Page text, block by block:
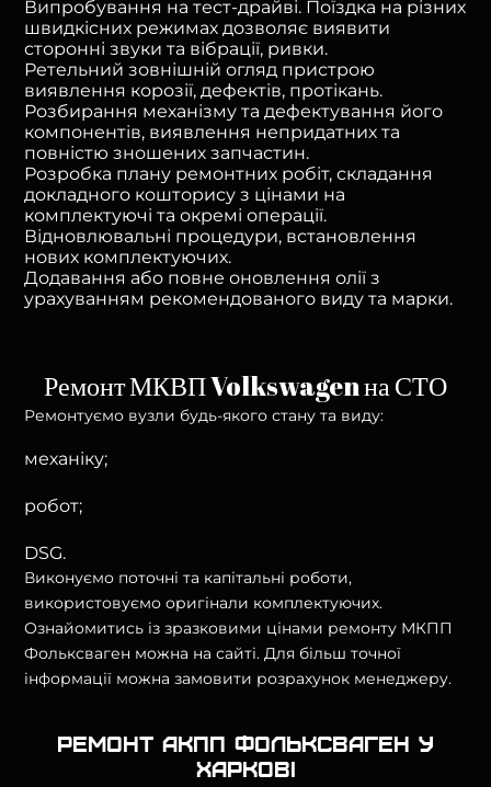
Випробування на тест-драйві. Поїздка на різних
швидкісних режимах дозволяє виявити
сторонні звуки та вібрації, ривки.
Ретельний зовнішній огляд пристрою
виявлення корозії, дефектів, протікань.
Розбирання механізму та дефектування його
компонентів, виявлення непридатних та
повністю зношених запчастин.
Розробка плану ремонтних робіт, складання
докладного кошторису з цінами на
комплектуючі та окремі операції.
Відновлювальні процедури, встановлення
нових комплектуючих.
Додавання або повне оновлення олії з
урахуванням рекомендованого виду та марки.
Ремонт МКВП Volkswagen на СТО
Ремонтуємо вузли будь-якого стану та виду:
механіку;
робот;
DSG.
Виконуємо поточні та капітальні роботи,
використовуємо оригінали комплектуючих.
Ознайомитись із зразковими цінами ремонту МКПП
Фольксваген можна на сайті. Для більш точної
інформації можна замовити розрахунок менеджеру.
Ремонт АКПП фольксваген у
Харкові